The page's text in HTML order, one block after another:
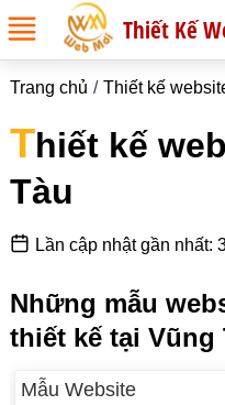
Thiết Kế
Trang chủ Thiết kế
Thiết kế
Tàu
Lần cập nhật gần nhất:
Những mẫu
thiết kế tại Vũng
Mẫu Website